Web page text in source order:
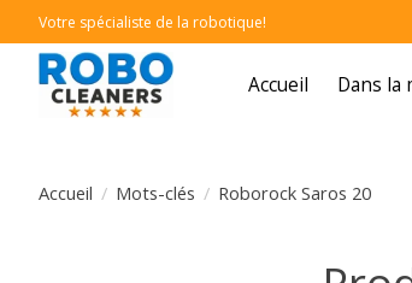
Votre spécialiste de la robotique!
Accueil Dans la
Accueil / Mots-clés / Roborock Saros 20